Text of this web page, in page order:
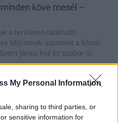
My Personal Information
sharing to third parties, or
sensitive information for
köve mesél –
a területen található
Műromok, valamint a közeli
János híd és szobor is.
már zajlik a teljesen új
csomópont építése